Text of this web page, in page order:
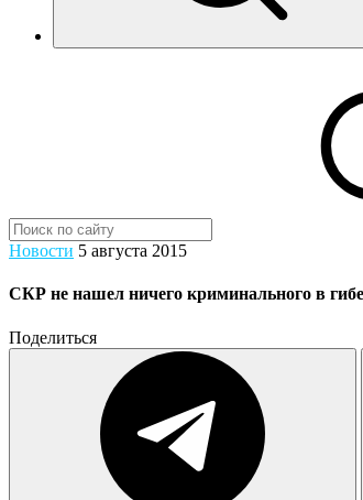
Новости 5 августа 2015
СКР не нашел ничего криминального в
Поделиться